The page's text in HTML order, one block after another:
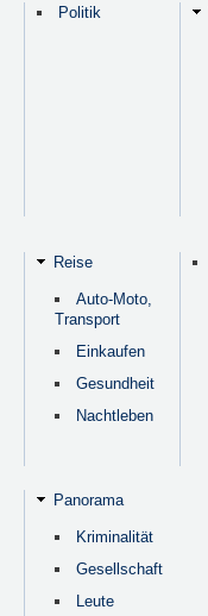
Politik
Reise
Auto-Moto,
Transport
Einkaufen
Gesundheit
Nachtleben
Panorama
Kriminalität
Gesellschaft
Leute